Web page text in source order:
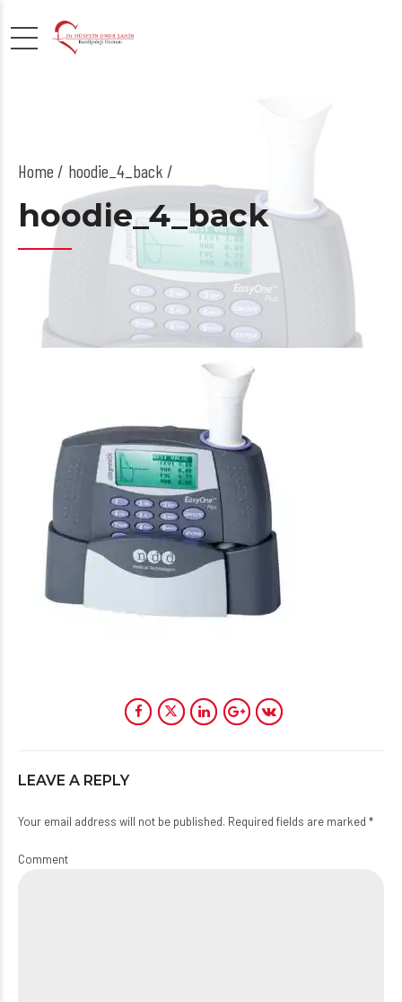
Home hoodie_4_back /
hoodie_4_back
LEAVE A REPLY
Your email address will not be published. Required fields are marked *
Comment